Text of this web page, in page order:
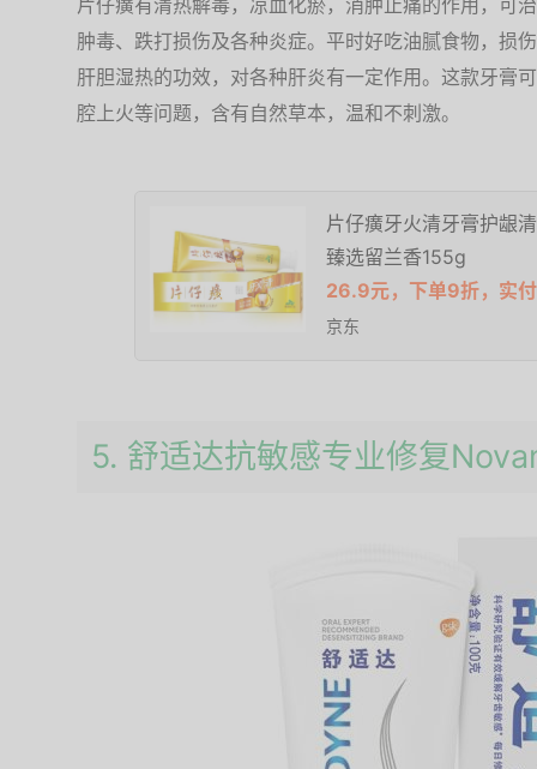
片仔癀有清热解毒，凉血化瘀，消肿止痛的作用，可
肿毒、跌打损伤及各种炎症。平时好吃油腻食物，损
肝胆湿热的功效，对各种肝炎有一定作用。这款牙膏
腔上火等问题，含有自然草本，温和不刺激。
片仔癀牙火清牙膏护龈
臻选留兰香155g
26.9元，下单9折，实
京东
5. 舒适达抗敏感专业修复